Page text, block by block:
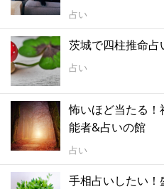
占い
茨城で四柱推命
占い
怖いほど当たる
能者&占いの館
占い
手相占いしたい